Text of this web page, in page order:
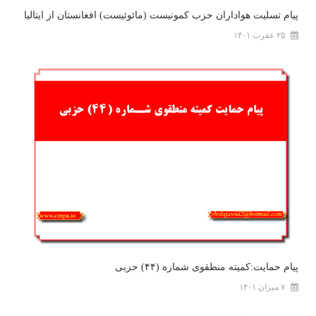
پیام تسلیت هواداران حزب کمونیست (مائوئیست) افغانستان از ایتالیا
۲۵ عقرب ۱۴۰۱
پیام حمایت:کمیته منطقوی شماره (۴۴) حزبی
۷ میزان ۱۴۰۱